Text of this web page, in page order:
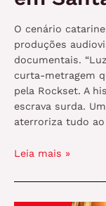
O cenário
produções
documentais.
curta-metragem
pela Rockset. A
escrava surda.
aterroriza tudo
Filmes
Séries
Gravados
Leia mais »